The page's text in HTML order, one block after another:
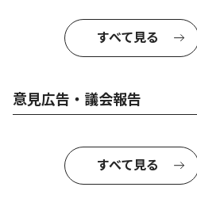
すべて見る
意見広告・議会報告
すべて見る